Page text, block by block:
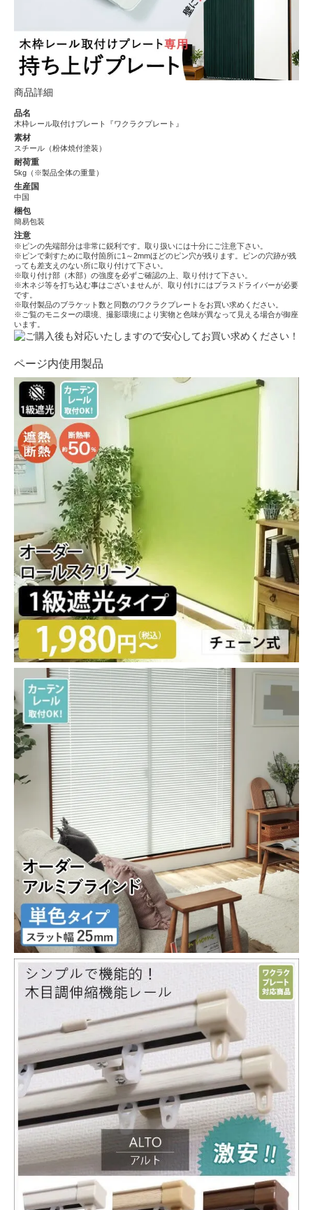
商品詳細
品名
木枠レール取付けプレート『ワクラクプレート』
素材
スチール（粉体焼付塗装）
耐荷重
5kg（※製品全体の重量）
生産国
中国
梱包
簡易包装
注意
※ピンの先端部分は非常に鋭利です。取り扱いには十分にご注意下さい。
※ピンで刺すために取付箇所に1～2mmほどのピン穴が残ります。ピンの穴跡が残
っても差支えのない所に取り付けて下さい。
※取り付け部（木部）の強度を必ずご確認の上、取り付けて下さい。
※木ネジ等を打ち込む事はございませんが、取り付けにはプラスドライバーが必要
です。
※取付製品のブラケット数と同数のワクラクプレートをお買い求めください。
※ご覧のモニターの環境、撮影環境により実物と色味が異なって見える場合が御座
います。
ページ内使用製品